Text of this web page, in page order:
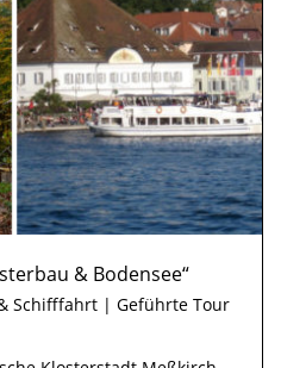
& Bodensee“
Schifffahrt | Geführte Tour